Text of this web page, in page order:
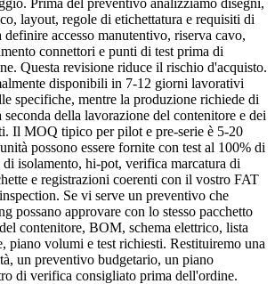
layout, regole di etichettatura e requisiti di
accesso manutentivo, riserva cavo,
connettori e punti di test prima di
Questa revisione riduce il rischio d'acquisto.
disponibili in 7-12 giorni lavorativi
specifiche, mentre la produzione richiede di
seconda della lavorazione del contenitore e dei
Il MOQ tipico per pilot e pre-serie è 5-20
possono essere fornite con test al 100% di
di isolamento, hi-pot, verifica marcatura di
e registrazioni coerenti con il vostro FAT
Se vi serve un preventivo che
possano approvare con lo stesso pacchetto
contenitore, BOM, schema elettrico, lista
piano volumi e test richiesti. Restituiremo una
un preventivo budgetario, un piano
di verifica consigliato prima dell'ordine.